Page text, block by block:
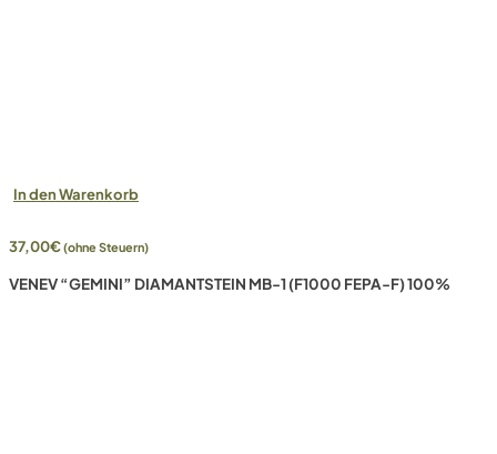
In den Warenkorb
37,00€(ohne Steuern)
VENEV “GEMINI” DIAMANTSTEIN MB-1 (F1000 FEPA-F) 100%